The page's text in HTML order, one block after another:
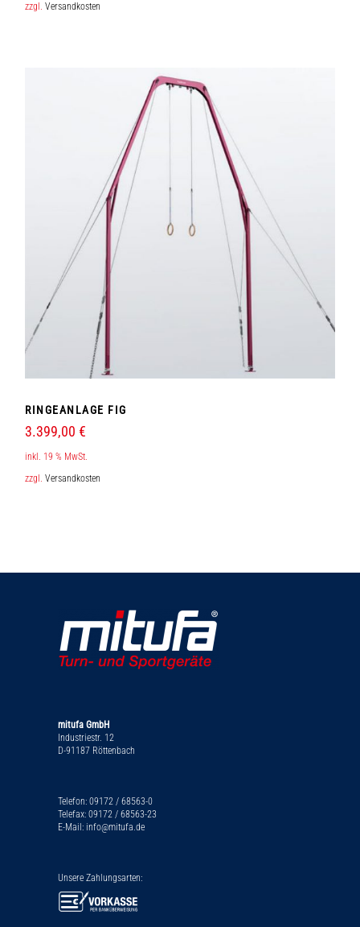
zzgl.Versandkosten
RINGEANLAGE FIG
3.399,00 €
inkl. 19 % MwSt.
zzgl.Versandkosten
mitufa GmbH
Industriestr. 12
D-91187 Röttenbach
Telefon: 09172 / 68563-0
Telefax: 09172 / 68563-23
E-Mail: info@mitufa.de
Unsere Zahlungsarten: